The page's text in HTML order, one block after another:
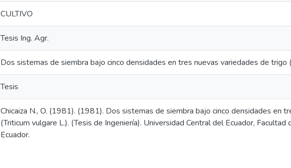
CULTIVO
Tesis Ing. Agr.
Dos sistemas de siembra bajo cinco densidades en tres nuevas variedades de trigo
Tesis
Chicaiza N., O. (1981). (1981). Dos sistemas de siembra bajo cinco densidades en
(Triticum vulgare L.). (Tesis de Ingeniería). Universidad Central del Ecuador, Facultad
Ecuador.